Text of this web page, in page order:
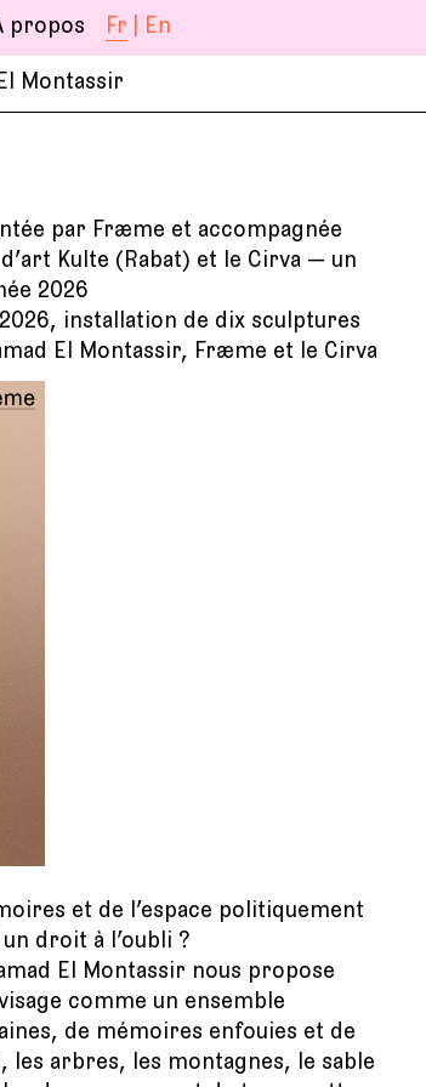
propos
Montassir
par Fræme et accompagnée
Kulte (Rabat) et le Cirva — un
2026
installation de dix sculptures
El Montassir, Fræme et le Cirva
et de l’espace politiquement
droit à l’oubli ?
El Montassir nous propose
comme un ensemble
de mémoires enfouies et de
arbres, les montagnes, le sable